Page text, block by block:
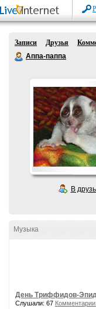
Записи Друзья
Аппа-паппа
В
Музыка
День Триффидов-
Слушали: 67